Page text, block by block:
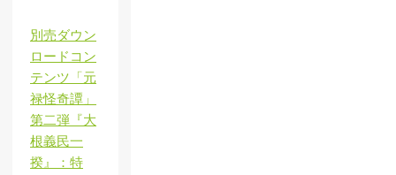
別売ダウン
ロードコン
テンツ「元
禄怪奇譚」
第二弾『大
根義民一
揆』：特